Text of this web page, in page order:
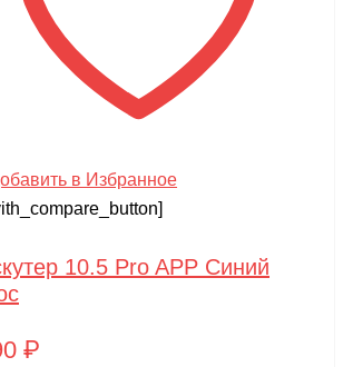
в Избранное
10.5 Pro APP Синий
₽